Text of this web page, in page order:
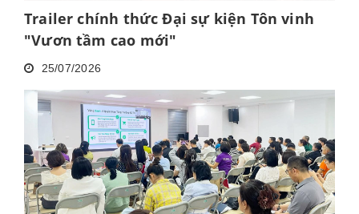
Trailer chính thức Đại sự kiện Tôn vinh
"Vươn tầm cao mới"
25/07/2026